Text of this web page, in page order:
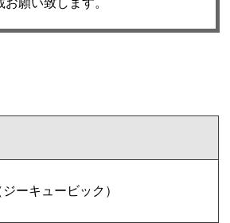
ーキュービック）